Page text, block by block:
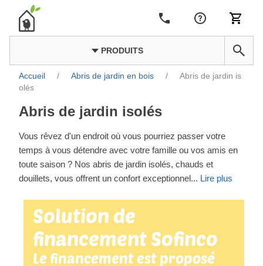
PRODUITS
Accueil / Abris de jardin en bois /
Abris de jardin is
olés
Abris de jardin isolés
Vous rêvez d'un endroit où vous pourriez passer votre
temps à vous détendre avec votre famille ou vos amis en
toute saison ? Nos abris de jardin isolés, chauds et
douillets, vous offrent un confort exceptionnel... Lire plus
Solution de
financement Sofinco
Le financement est proposé